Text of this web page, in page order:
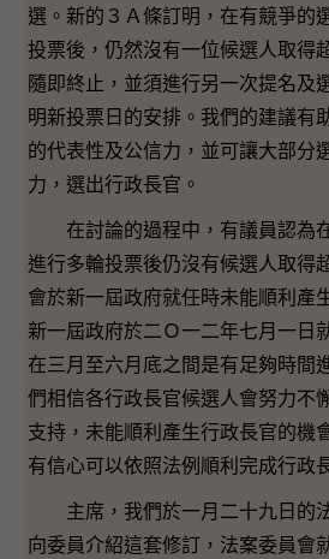
選。新的３Ａ條訂明，在有競爭的
投票後，仍然沒有一位候選人取得
隨即終止，並須進行另一次提名及
明新投票日的安排。我們的建議有
的代表性及公信力，並可讓大部分
力，選出行政長官。
在討論的過程中，有議員認為
進行多輪投票後仍沒有候選人取得
會於新一屆政府就任時未能順利產
新一屆政府於二Ｏ一二年七月一日
在三月至六月底之間是有足夠時間
們相信各行政長官候選人會努力不
支持，未能順利產生行政長官的機
有信心可以依照法例順利完成行政
主席，我們於一月二十九日的
向委員介紹這套修訂，法案委員會